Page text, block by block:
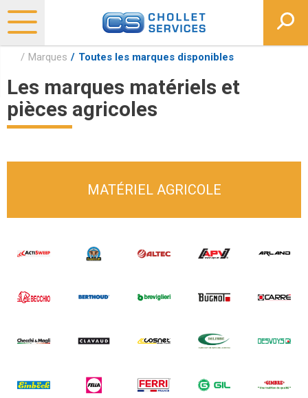
Marques Toutes les marques disponibles
Les marques matériels et
pièces agricoles
MATÉRIEL AGRICOLE